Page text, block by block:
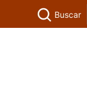
Buscar